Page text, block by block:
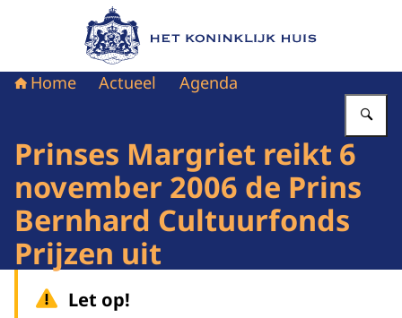
Naar de homepage van Het Koninklijk Huis
Home Actueel Agenda
Prinses Margriet reikt 6
november 2006 de Prins
Bernhard Cultuurfonds
Prijzen uit
Let op!